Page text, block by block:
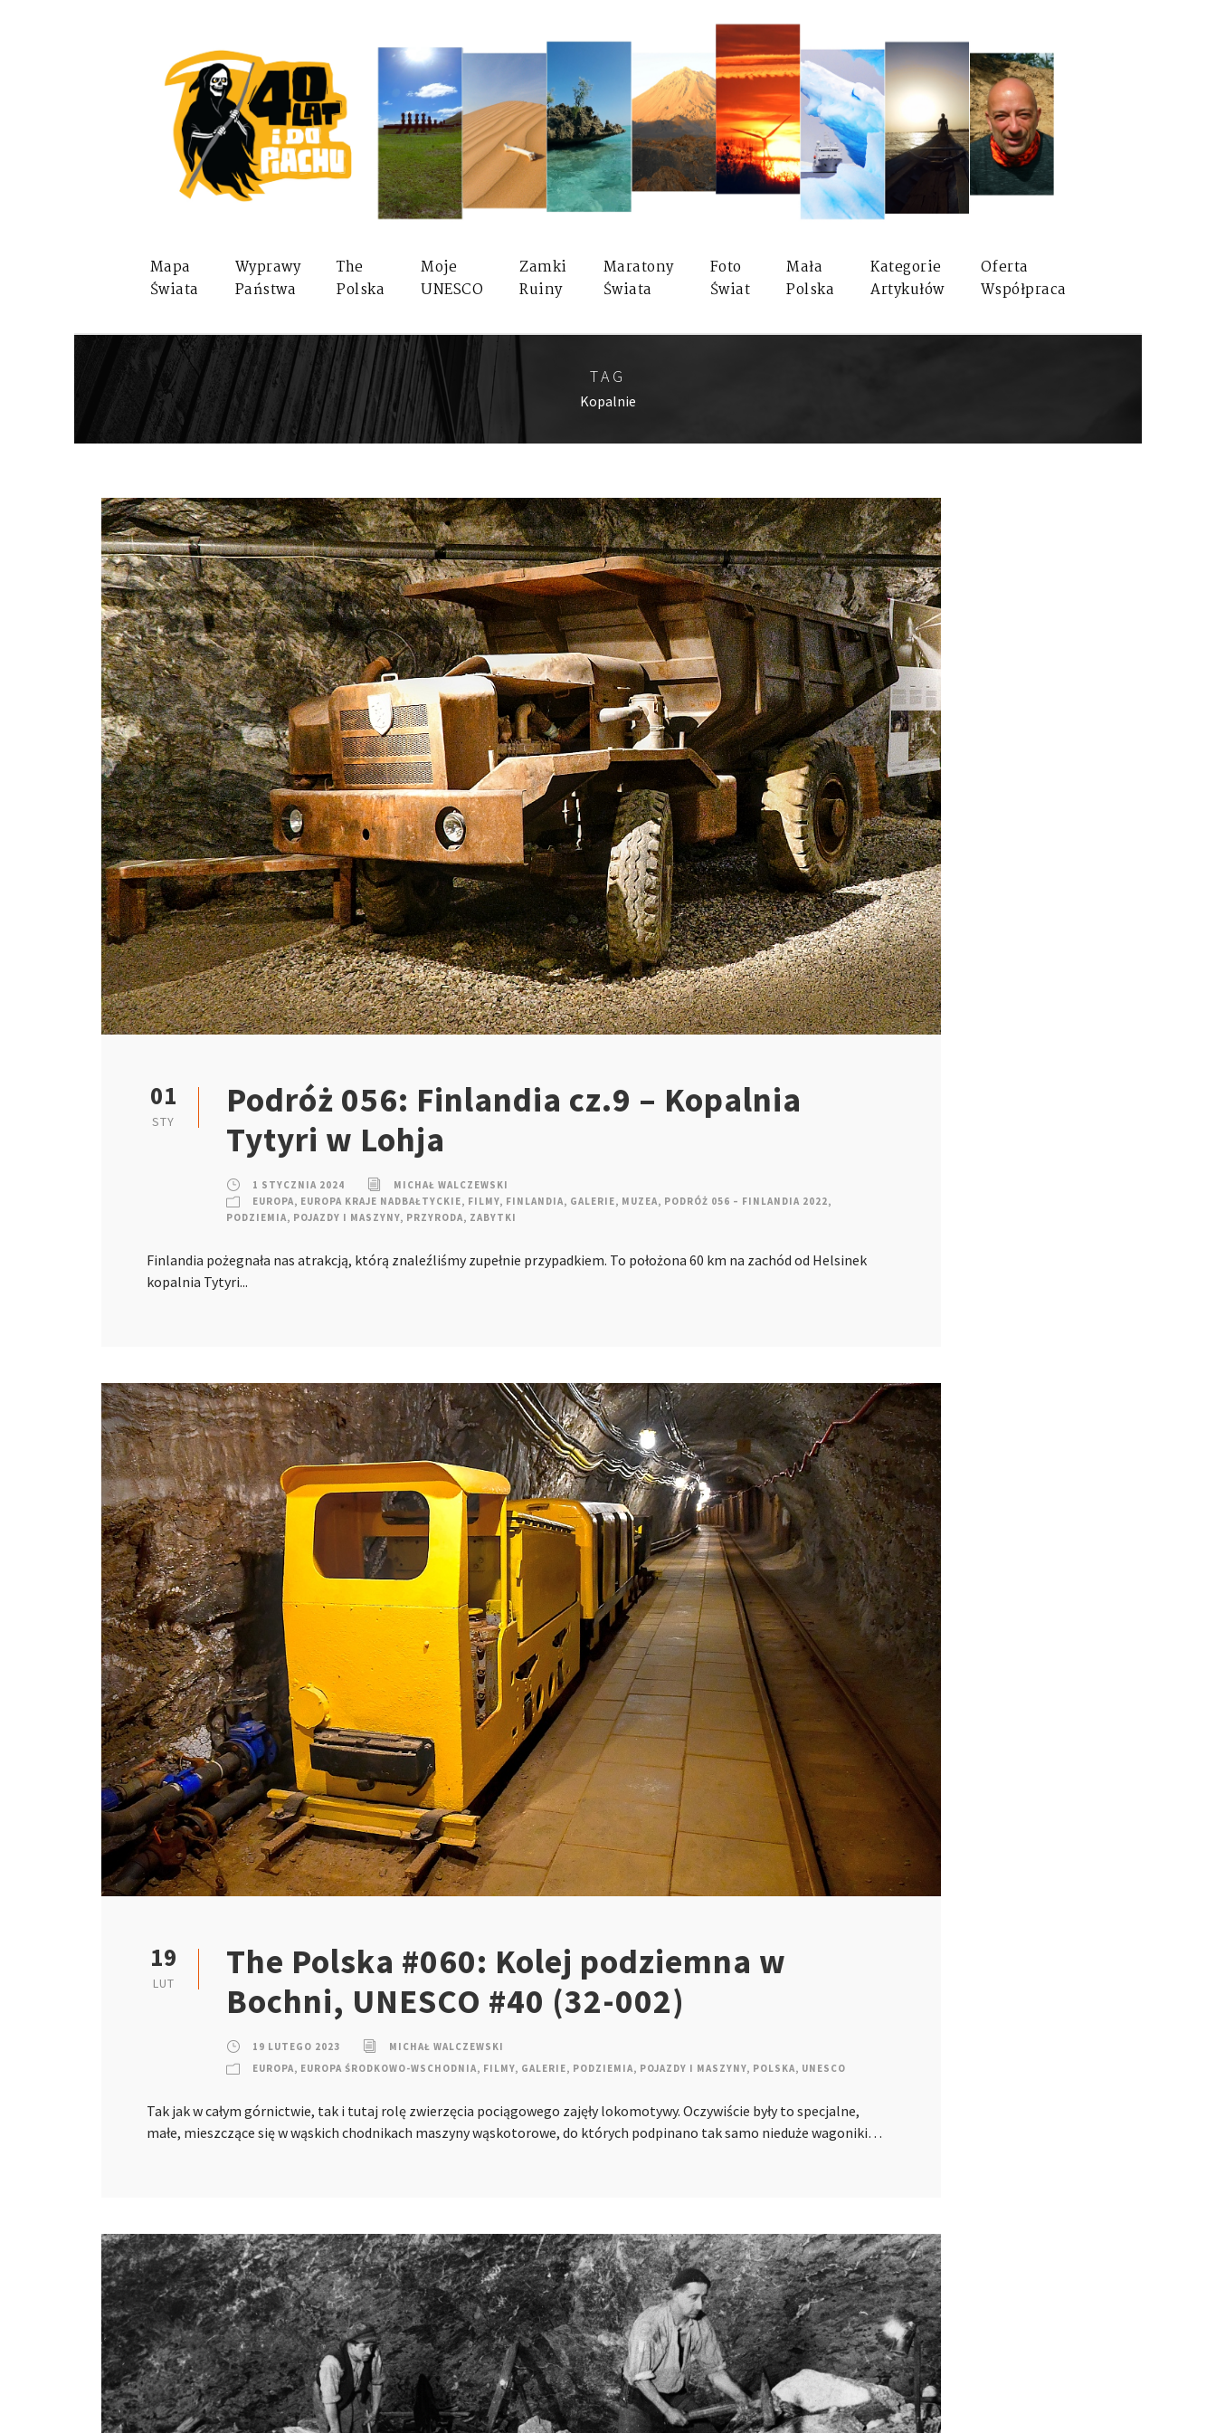
Mapa
Świata
Wyprawy
Państwa
The
Polska
Moje
UNESCO
Zamki
Ruiny
Maratony
Świata
Foto
Świat
Mała
Polska
Kategorie
Artykułów
Oferta
Współpraca
TAG
Kopalnie
01
STY
Podróż 056: Finlandia cz.9 – Kopalnia
Tytyri w Lohja
1 STYCZNIA 2024
MICHAŁ WALCZEWSKI
EUROPA, EUROPA KRAJE NADBAŁTYCKIE, FILMY, FINLANDIA, GALERIE, MUZEA, PODRÓŻ 056 – FINLANDIA 2022,
PODZIEMIA, POJAZDY I MASZYNY, PRZYRODA, ZABYTKI
Finlandia pożegnała nas atrakcją, którą znaleźliśmy zupełnie przypadkiem. To położona 60 km na zachód od Helsinek
kopalnia Tytyri...
19
LUT
The Polska #060: Kolej podziemna w
Bochni, UNESCO #40 (32-002)
19 LUTEGO 2023
MICHAŁ WALCZEWSKI
EUROPA, EUROPA ŚRODKOWO-WSCHODNIA, FILMY, GALERIE, PODZIEMIA, POJAZDY I MASZYNY, POLSKA, UNESCO
Tak jak w całym górnictwie, tak i tutaj rolę zwierzęcia pociągowego zajęły lokomotywy. Oczywiście były to specjalne,
małe, mieszczące się w wąskich chodnikach maszyny wąskotorowe, do których podpinano tak samo nieduże wagoniki…